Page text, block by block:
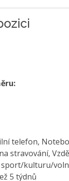
telefon,
stravování,
kulturu/
5 týdnů